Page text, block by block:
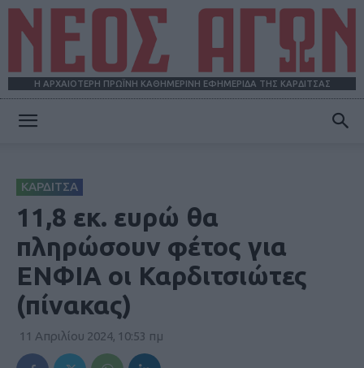
Η ΑΡΧΑΙΟΤΕΡΗ ΠΡΩΪΝΗ ΚΑΘΗΜΕΡΙΝΗ ΕΦΗΜΕΡΙΔΑ ΤΗΣ ΚΑΡΔΙΤΣΑΣ
ΚΑΡΔΙΤΣΑ
11,8 εκ. ευρώ θα
πληρώσουν φέτος για
ΕΝΦΙΑ οι Καρδιτσιώτες
(πίνακας)
11 Απριλίου 2024, 10:53 πμ